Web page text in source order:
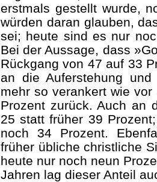
erstmals gestellt wurde,
würden daran glauben,
sei; heute sind es nur
Bei der Aussage, dass
Rückgang von 47 auf 33
an die Auferstehung
mehr so verankert wie
Prozent zurück. Auch an
25 statt früher 39
noch 34 Prozent.
früher übliche christliche
heute nur noch neun
Jahren lag dieser Anteil